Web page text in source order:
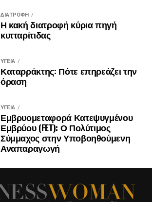
ΔΙΑΤΡΟΦΉ
Η κακή διατροφή κύρια πηγή
κυτταρίτιδας
ΥΓΕΊΑ
Καταρράκτης: Πότε επηρεάζει την
όραση
ΥΓΕΊΑ
Εμβρυομεταφορά Κατεψυγμένου
Εμβρύου (FET): Ο Πολύτιμος
Σύμμαχος στην Υποβοηθούμενη
Αναπαραγωγή